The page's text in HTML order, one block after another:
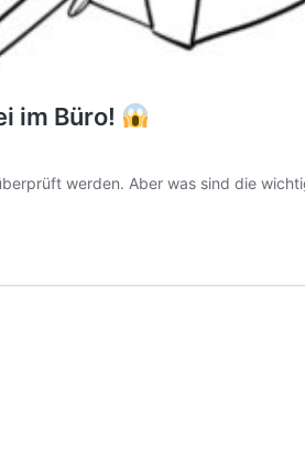
im Büro!
werden. Aber was sind die